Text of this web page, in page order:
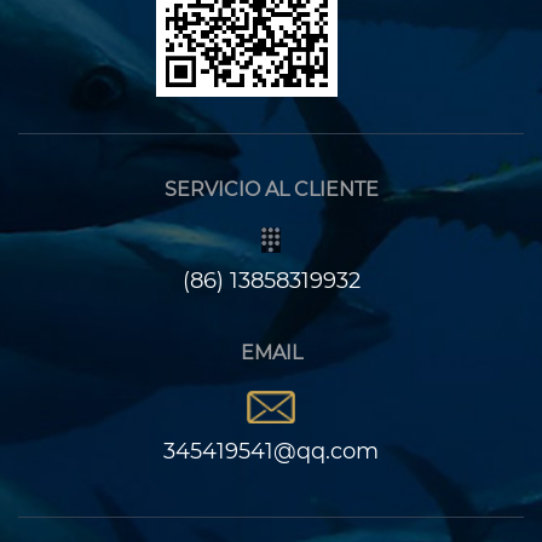
SERVICIO AL CLIENTE
(86) 13858319932
EMAIL
345419541@qq.com